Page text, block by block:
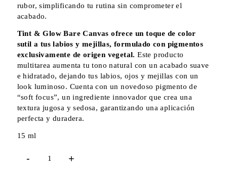
rubor, simplificando tu rutina sin comprometer el
acabado.
Tint & Glow Bare Canvas ofrece un toque de color
sutil a tus labios y mejillas, formulado con pigmentos
exclusivamente de origen vegetal. Este producto
multitarea aumenta tu tono natural con un acabado suave
e hidratado, dejando tus labios, ojos y mejillas con un
look luminoso. Cuenta con un novedoso pigmento de
“soft focus”, un ingrediente innovador que crea una
textura jugosa y sedosa, garantizando una aplicación
perfecta y duradera.
15 ml